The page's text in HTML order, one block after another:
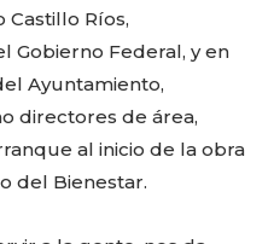
Castillo Ríos,
Gobierno Federal, y en
Ayuntamiento,
directores de área,
al inicio de la obra
del Bienestar.